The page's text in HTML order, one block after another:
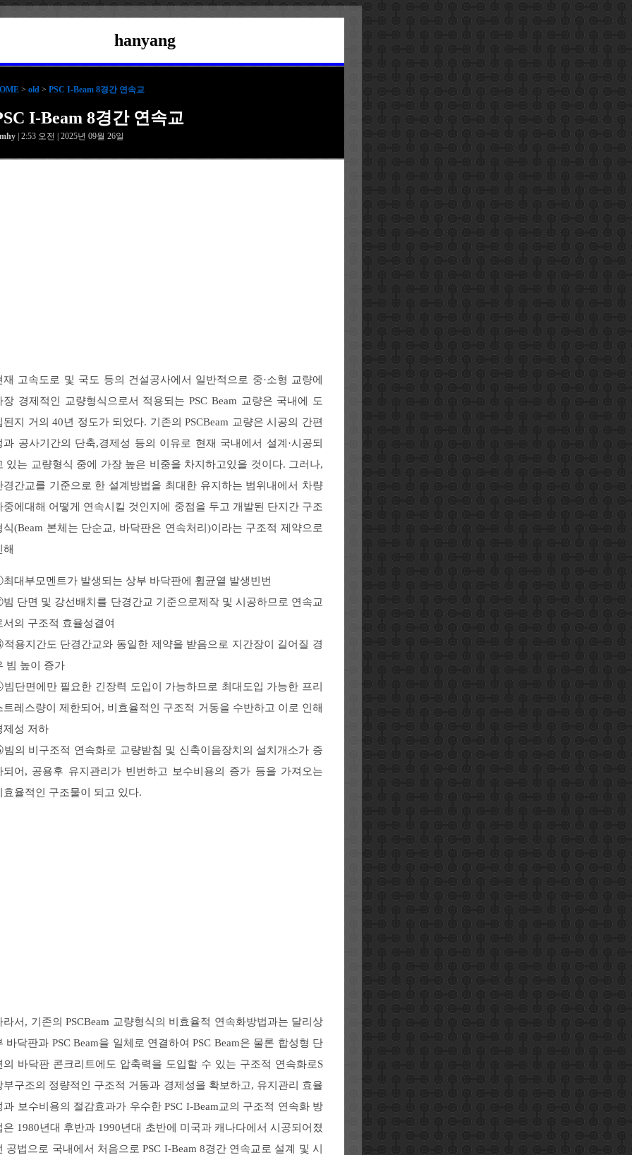
hanyang
> old > PSC I-Beam 8경간 연속교
I-Beam 8경간 연속교
| 2:53 오전 | 2025년 09월 26일
재 고속도로 및 국도 등의 건설공사에서 일반적으로 중·소형 교량에
장 경제적인 교량형식으로서 적용되는 PSC Beam 교량은 국내에 도
된지 거의 40년 정도가 되었다. 기존의 PSCBeam 교량은 시공의 간편
과 공사기간의 단축,경제성 등의 이유로 현재 국내에서 설계·시공되
있는 교량형식 중에 가장 높은 비중을 차지하고있을 것이다. 그러나,
경간교를 기준으로 한 설계방법을 최대한 유지하는 범위내에서 차량
중에대해 어떻게 연속시킬 것인지에 중점을 두고 개발된 단지간 구조
식(Beam 본체는 단순교, 바닥판은 연속처리)이라는 구조적 제약으로
해
대부모멘트가 발생되는 상부 바닥판에 휨균열 발생빈번
단면 및 강선배치를 단경간교 기준으로제작 및 시공하므로 연속교
서의 구조적 효율성결여
용지간도 단경간교와 동일한 제약을 받음으로 지간장이 길어질 경
빔 높이 증가
단면에만 필요한 긴장력 도입이 가능하므로 최대도입 가능한 프리
트레스량이 제한되어, 비효율적인 구조적 거동을 수반하고 이로 인해
제성 저하
의 비구조적 연속화로 교량받침 및 신축이음장치의 설치개소가 증
되어, 공용후 유지관리가 빈번하고 보수비용의 증가 등을 가져오는
효율적인 구조물이 되고 있다.
라서, 기존의 PSCBeam 교량형식의 비효율적 연속화방법과는 달리상
바닥판과 PSC Beam을 일체로 연결하여 PSC Beam은 물론 합성형 단
의 바닥판 콘크리트에도 압축력을 도입할 수 있는 구조적 연속화로S
부구조의 정량적인 구조적 거동과 경제성을 확보하고, 유지관리 효율
과 보수비용의 절감효과가 우수한 PSC I-Beam교의 구조적 연속화 방
은 1980년대 후반과 1990년대 초반에 미국과 캐나다에서 시공되어졌
공법으로 국내에서 처음으로 PSC I-Beam 8경간 연속교로 설계 및 시